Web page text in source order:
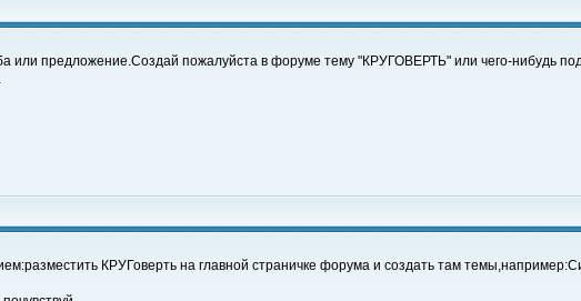
или предложение.Создай пожалуйста в форуме тему "КРУГОВЕРТЬ" или чего-нибудь
КРУГоверть на главной страничке форума и создать там